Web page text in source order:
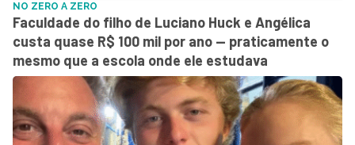
NO ZERO A ZERO
Faculdade do filho de Luciano Huck e Angélica
custa quase R$ 100 mil por ano — praticamente o
mesmo que a escola onde ele estudava